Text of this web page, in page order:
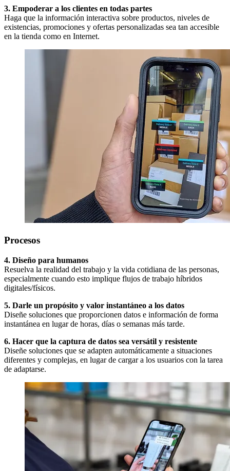
3. Empoderar a los clientes en todas partes
Haga que la información interactiva sobre productos, niveles de
existencias, promociones y ofertas personalizadas sea tan accesible
en la tienda como en Internet.
Procesos
4. Diseño para humanos
Resuelva la realidad del trabajo y la vida cotidiana de las personas,
especialmente cuando esto implique flujos de trabajo híbridos
digitales/físicos.
5. Darle un propósito y valor instantáneo a los datos
Diseñe soluciones que proporcionen datos e información de forma
instantánea en lugar de horas, días o semanas más tarde.
6. Hacer que la captura de datos sea versátil y resistente
Diseñe soluciones que se adapten automáticamente a situaciones
diferentes y complejas, en lugar de cargar a los usuarios con la tarea
de adaptarse.